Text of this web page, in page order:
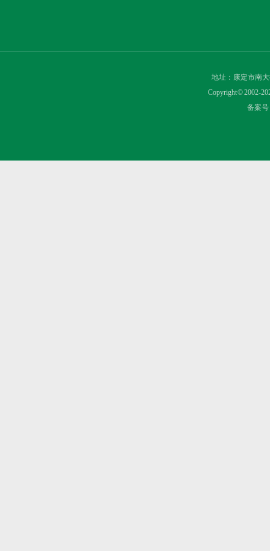
地址：康定市南
Copyright © 2002-
备案